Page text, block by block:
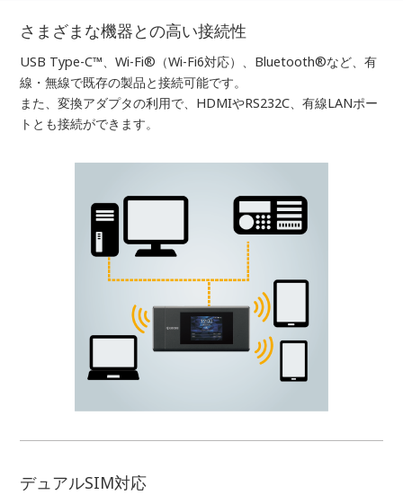
さまざまな機器との高い接続性
USB Type-C™、Wi-Fi®（Wi-Fi6対応）、Bluetooth®など、有
線・無線で既存の製品と接続可能です。
また、変換アダプタの利用で、HDMIやRS232C、有線LANポー
トとも接続ができます。
デュアルSIM対応